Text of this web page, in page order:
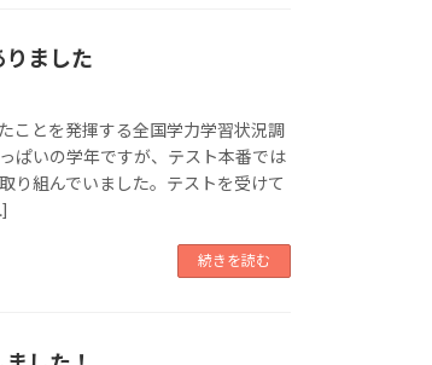
ました
ことを発揮する全国学力学習状況調
ぱいの学年ですが、テスト本番では
り組んでいました。テストを受けて
続きを読む